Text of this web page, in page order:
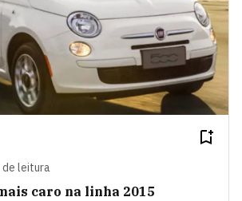
de leitura
caro na linha 2015